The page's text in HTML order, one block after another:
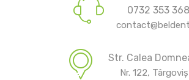
0732 353 368
Str. Calea
Nr. 122,